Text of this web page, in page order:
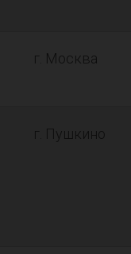
г. Москва
г. Пушкино